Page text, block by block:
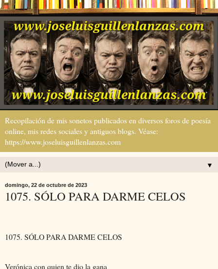
Recopilación de mis sonetos publicados en diversos foros de poesía
online, mis redes sociales y antiguos blogs. Véase:
https://www.joseluisguillenlanzas.com
▼
domingo, 22 de octubre de 2023
1075. SÓLO PARA DARME CELOS
1075. SÓLO PARA DARME CELOS
Verónica con quien te dio la gana